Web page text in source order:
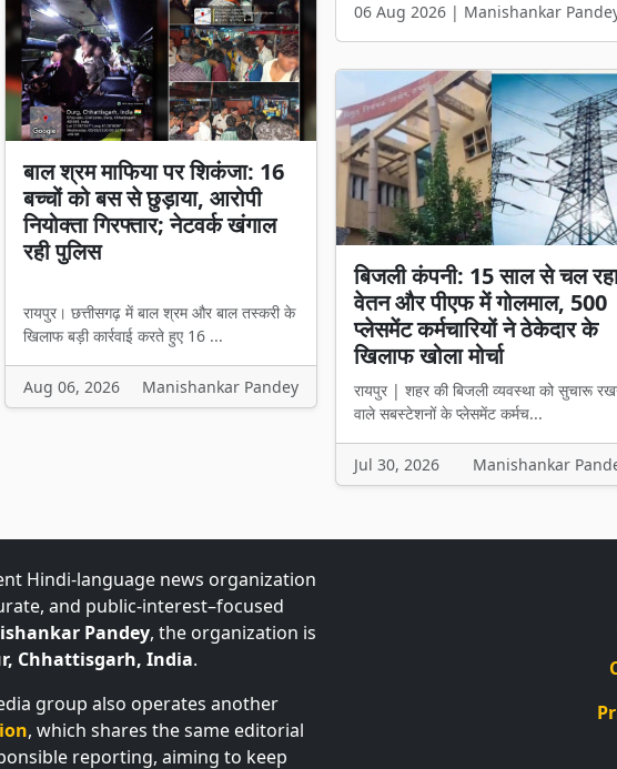
बाल श्रम माफिया पर शिकंजा: 16
बच्चों को बस से छुड़ाया, आरोपी
नियोक्ता गिरफ्तार; नेटवर्क खंगाल
रही पुलिस
रायपुर। छत्तीसगढ़ में बाल श्रम और बाल तस्करी के
खिलाफ बड़ी कार्रवाई करते हुए 16 ...
Aug 06, 2026 Manishankar Pandey
06 Aug 2026 | Manishankar
06 Aug 2026 | Manishankar
बिजली कंपनी: 15 साल से चल
वेतन और पीएफ में गोलमाल, 500
प्लेसमेंट कर्मचारियों ने ठेकेदार के
खिलाफ खोला मोर्चा
रायपुर | शहर की बिजली व्यवस्था को सुचारू
वाले सबस्टेशनों के प्लेसमेंट कर्मच...
Jul 30, 2026 Manishankar
Hindi-language news organization
and public-interest–focused
Pandey, the organization is
Chhattisgarh, India.
group also operates another
, which shares the same editorial
reporting, aiming to keep